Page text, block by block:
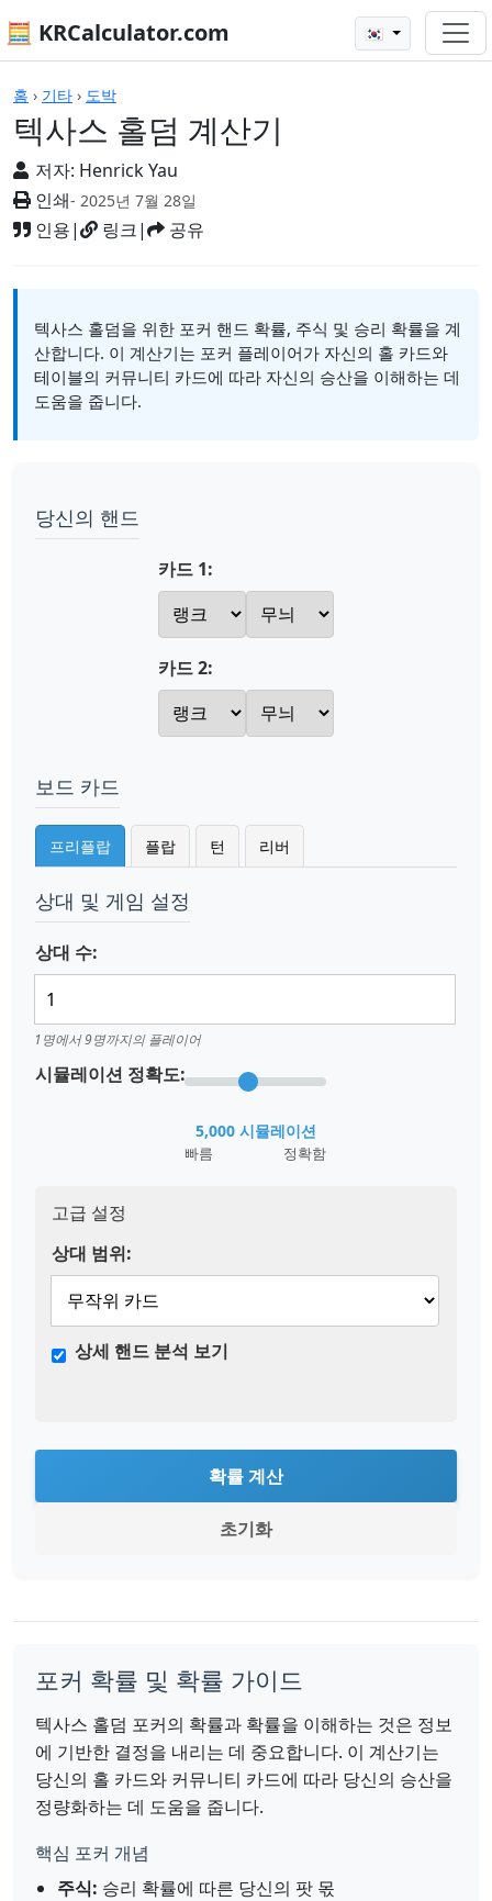
🧮 KRCalculator.com 🇰🇷
홈 › 기타 › 도박
텍사스 홀덤 계산기
저자: Henrick Yau
인쇄- 2025년 7월 28일
인용| 링크| 공유
계산기
텍사스 홀덤을 위한 포커 핸드 확률, 주식 및 승리 확률을 계
산합니다. 이 계산기는 포커 플레이어가 자신의 홀 카드와
테이블의 커뮤니티 카드에 따라 자신의 승산을 이해하는 데
도움을 줍니다.
당신의 핸드
카드 1:
카드 2:
보드 카드
프리플랍 플랍 턴 리버
상대 및 게임 설정
상대 수:
1명에서 9명까지의 플레이어
시뮬레이션 정확도:
빠름 정확함
5,000 시뮬레이션
고급 설정
상대 범위:
상세 핸드 분석 보기
확률 계산
초기화
포커 확률 및 확률 가이드
텍사스 홀덤 포커의 확률과 확률을 이해하는 것은 정보
에 기반한 결정을 내리는 데 중요합니다. 이 계산기는
당신의 홀 카드와 커뮤니티 카드에 따라 당신의 승산을
정량화하는 데 도움을 줍니다.
핵심 포커 개념
주식: 승리 확률에 따른 당신의 팟 몫